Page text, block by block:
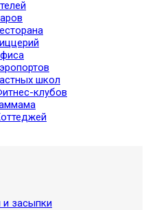
школ
клубов
и засыпки